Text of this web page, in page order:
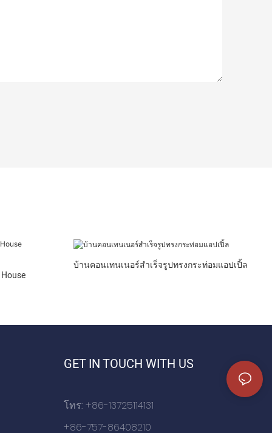
บ้านคอนเทนเนอร์สำเร็จรูปทรงกระท่อมแอปเปิ้ล
GET IN TOUCH WITH US
โทร: +86-13725114131
+86-757-86408210